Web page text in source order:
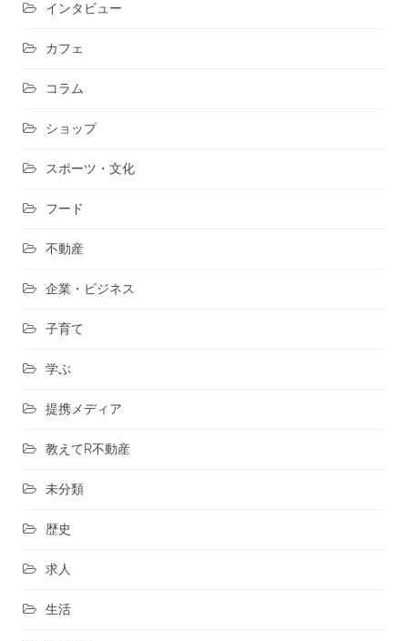
インタビュー
カフェ
コラム
ショップ
スポーツ・文化
フード
不動産
企業・ビジネス
子育て
学ぶ
提携メディア
教えてR不動産
未分類
歴史
求人
生活